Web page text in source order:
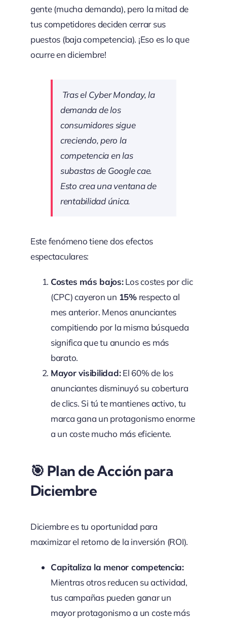
gente (mucha demanda), pero la mitad de
tus competidores deciden cerrar sus
puestos (baja competencia). ¡Eso es lo que
ocurre en diciembre!
Tras el Cyber Monday, la
demanda de los
consumidores sigue
creciendo, pero la
competencia en las
subastas de Google cae.
Esto crea una ventana de
rentabilidad única.
Este fenómeno tiene dos efectos
espectaculares:
Costes más bajos:Los costes por clic
(CPC) cayeron un 15%respecto al
mes anterior. Menos anunciantes
compitiendo por la misma búsqueda
significa que tu anuncio es más
barato.
Mayor visibilidad:El 60% de los
anunciantes disminuyó su cobertura
de clics. Si tú te mantienes activo, tu
marca gana un protagonismo enorme
a un coste mucho más eficiente.
🎯 Plan de Acción para
Diciembre
Diciembre es tu oportunidad para
maximizar el retorno de la inversión (ROI).
Capitaliza la menor competencia:
Mientras otros reducen su actividad,
tus campañas pueden ganar un
mayor protagonismo a un coste más